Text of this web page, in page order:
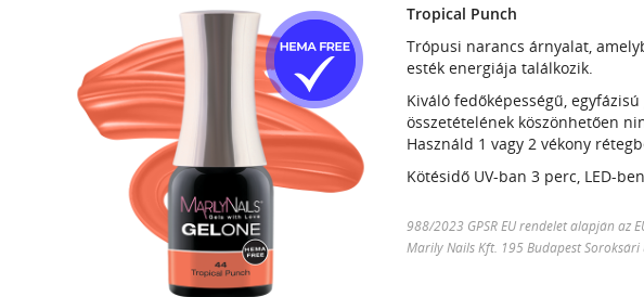
Tropical Punch
Trópusi narancs árnyalat,
esték energiája találkozik.
Kiváló fedőképességű,
összetételének köszönhetően
Használd 1 vagy 2 vékony
Kötésidő UV-ban 3 perc, LED-
988/2023 GPSR EU rendelet alapján az
Marily Nails Kft. 195 Budapest Soroksári